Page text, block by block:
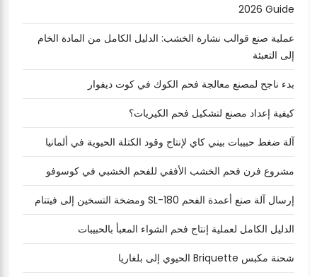
2026 Guide
عملية صنع قوالب نشارة الخشب: الدليل الكامل من المادة الخام
إلى التعبئة
بدء ناجح لمصنع معالجة فحم الكوك في كوت ديفوار
كيفية إعداد مصنع لتشكيل فحم الكيريات؟
آلة ضغط حبيبات بيني كاي لإنتاج وقود الكتلة الحيوية في ألمانيا
مشروع فرن فحم الخشب الأفقي للفحم الخشبي في كوسوفو
إرسال آلة صنع أعمدة الفحم SL-180 ومضخة التسخين إلى فيتنام
الدليل الكامل لعملية إنتاج فحم الشواء المعبأ بالحبيبات
شحنة مكبس Briquette الحيوي إلى بلغاريا